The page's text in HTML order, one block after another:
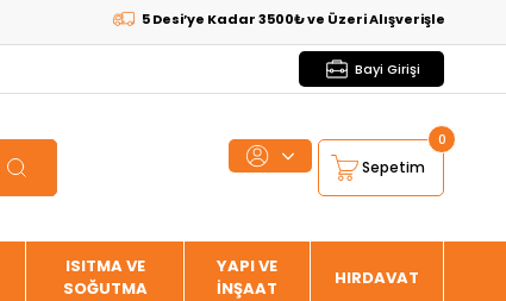
5 Desi’ye Kadar 3500₺ ve Üzeri AlışverişlerdeKARGO BEDAVA
Bayi Girişi
Sepetim
0
ISITMA VE
SOĞUTMA
YAPI VE
İNŞAAT
HIRDAVAT